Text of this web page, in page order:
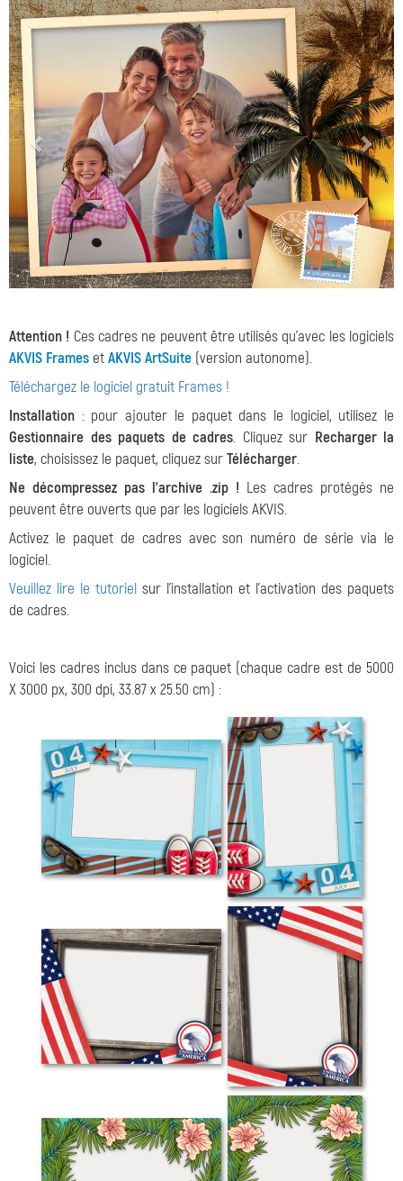
Attention ! Ces cadres ne peuvent être utilisés qu'avec les logiciels
AKVIS Frames etAKVIS ArtSuite (version autonome).
Téléchargez le logiciel gratuit Frames !
Installation : pour ajouter le paquet dans le logiciel, utilisez le
Gestionnaire des paquets de cadres. Cliquez sur Recharger la
liste, choisissez le paquet, cliquez surTélécharger.
Ne décompressez pas l'archive .zip ! Les cadres protégés ne
peuvent être ouverts que par les logiciels AKVIS.
Activez le paquet de cadres avec son numéro de série via le
logiciel.
Veuillez lire le tutoriel sur l'installation et l'activation des paquets
de cadres.
Voici les cadres inclus dans ce paquet (chaque cadre est de 5000
X 3000 px, 300 dpi, 33.87 x 25.50 cm) :